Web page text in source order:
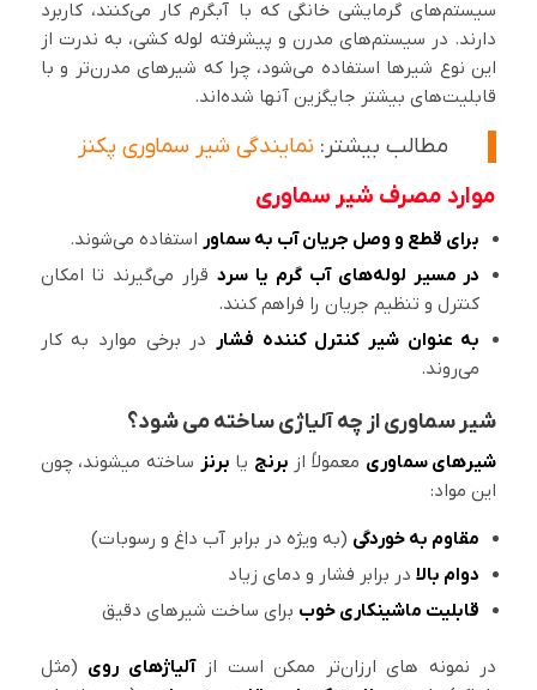
سیستم‌های گرمایشی خانگی که با آبگرم کار می‌کنند، کاربرد
دارند. در سیستم‌های مدرن و پیشرفته لوله کشی، به ندرت از
این نوع شیرها استفاده می‌شود، چرا که شیرهای مدرن‌تر و با
قابلیت‌های بیشتر جایگزین آنها شده‌اند.
مطالب بیشتر: نمایندگی شیر سماوری پکنز
موارد مصرف شیر سماوری
برای قطع و وصل جریان آب به سماور استفاده می‌شوند.
در مسیر لوله‌های آب گرم یا سردقرار می‌گیرند تا امکان
کنترل و تنظیم جریان را فراهم کنند.
به عنوان شیر کنترل کننده فشار در برخی موارد به کار
می‌روند.
شیر سماوری از چه آلیاژی ساخته می شود؟
شیرهای سماوری معمولاً از برنج یا برنز ساخته میشوند، چون
این مواد:
مقاوم به خوردگی (به ویژه در برابر آب داغ و رسوبات)
دوام بالادر برابر فشار و دمای زیاد
قابلیت ماشینکاری خوب برای ساخت شیرهای دقیق
در نمونه های ارزان‌تر ممکن است ازآلیاژهای روی (مثل